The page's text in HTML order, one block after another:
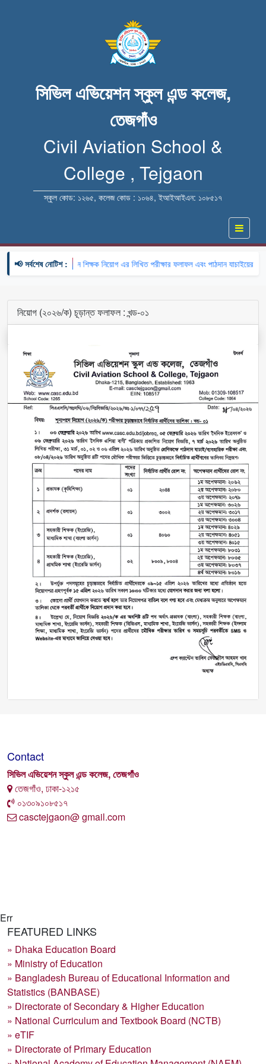
সিভিল এভিয়েশন স্কুল এন্ড কলেজ,
তেজগাঁও
Civil Aviation School &
College , Tejgaon
স্কুল কোড: ১২৬৫, কলেজ কোড : ১০৬৪, ইআইআইএন: ১০৮৫১৭
📢 সর্বশেষ নোটিশ :
🔹 খন্ডকালীন শিক্ষক নিয়োগ এর লিখিত পরীক্ষার ফলাফল এবং পাঠদান যাচাইয়ের বিষয়
নিয়োগ (২০২৬/ক) চূড়ান্ত ফলাফল : খন্ড-০১
Contact
সিভিল এভিয়েশন স্কুল এন্ড কলেজ, তেজগাঁও
তেজগাঁও, ঢাকা-১২১৫
০১৩০৯১০৮৫১৭
casctejgaon@ gmail.com
Err
FEATURED LINKS
» Dhaka Education Board
» Ministry of Education
» Bangladesh Bureau of Educational Information and
Statistics (BANBASE)
» Directorate of Secondary & Higher Education
» National Curriculum and Textbook Board (NCTB)
» eTIF
» Directorate of Primary Education